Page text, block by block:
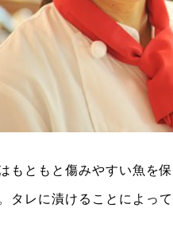
もともと傷みやすい魚を
タレに漬けることによっ